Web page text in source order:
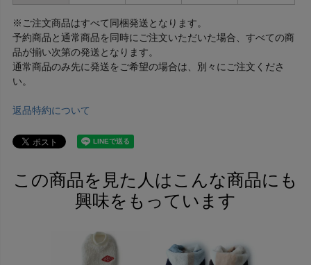
※ご注文商品はすべて同梱発送となります。
予約商品と通常商品を同時にご注文いただいた場合、すべての商
品が揃い次第の発送となります。
通常商品のみ先に発送をご希望の場合は、別々にご注文くださ
い。
返品特約について
この商品を見た人はこんな商品にも
興味をもっています